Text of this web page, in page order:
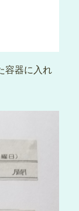
容器に入れ